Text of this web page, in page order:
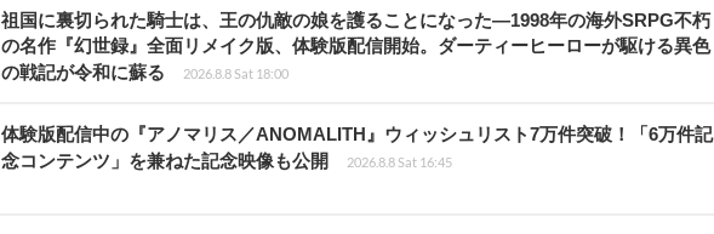
祖国に裏切られた騎士は、王の仇敵の娘を護ることになった―1998年の海外SRPG不朽
の名作『幻世録』全面リメイク版、体験版配信開始。ダーティーヒーローが駆ける異色
の戦記が令和に蘇る
2026.8.8 Sat 18:00
体験版配信中の『アノマリス／ANOMALITH』ウィッシュリスト7万件突破！「6万件記
念コンテンツ」を兼ねた記念映像も公開
2026.8.8 Sat 16:45